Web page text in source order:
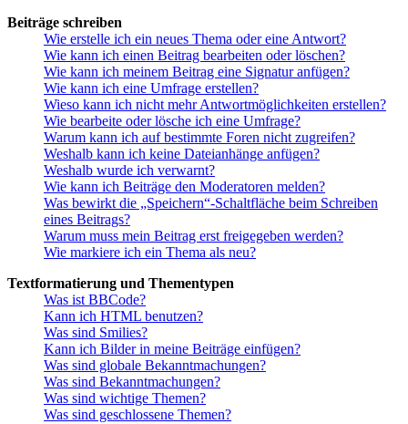
Beiträge schreiben
Wie erstelle ich ein neues Thema oder eine Antwort?
Wie kann ich einen Beitrag bearbeiten oder löschen?
Wie kann ich meinem Beitrag eine Signatur anfügen?
Wie kann ich eine Umfrage erstellen?
Wieso kann ich nicht mehr Antwortmöglichkeiten erstellen?
Wie bearbeite oder lösche ich eine Umfrage?
Warum kann ich auf bestimmte Foren nicht zugreifen?
Weshalb kann ich keine Dateianhänge anfügen?
Weshalb wurde ich verwarnt?
Wie kann ich Beiträge den Moderatoren melden?
Was bewirkt die „Speichern“-Schaltfläche beim Schreiben
eines Beitrags?
Warum muss mein Beitrag erst freigegeben werden?
Wie markiere ich ein Thema als neu?
Textformatierung und Thementypen
Was ist BBCode?
Kann ich HTML benutzen?
Was sind Smilies?
Kann ich Bilder in meine Beiträge einfügen?
Was sind globale Bekanntmachungen?
Was sind Bekanntmachungen?
Was sind wichtige Themen?
Was sind geschlossene Themen?